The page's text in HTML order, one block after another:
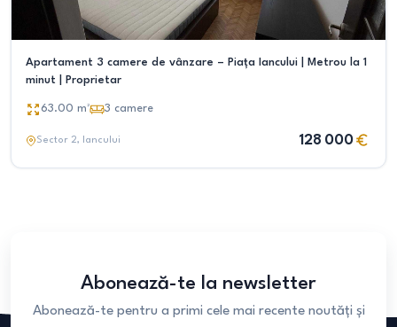
Apartament 3 camere de vânzare – Piața Iancului | Metrou la 1
minut | Proprietar
63.00 m² 3 camere
Sector 2, Iancului 128 000
Abonează-te la newsletter
Abonează-te pentru a primi cele mai recente noutăți și